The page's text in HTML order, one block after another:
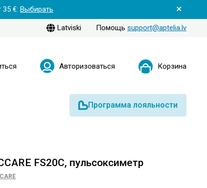
€: Выбирать
Latviski Помощь support@aptelia.lv
Авторизоваться Корзина
Программа лояльности
FS20C, пульсоксиметр